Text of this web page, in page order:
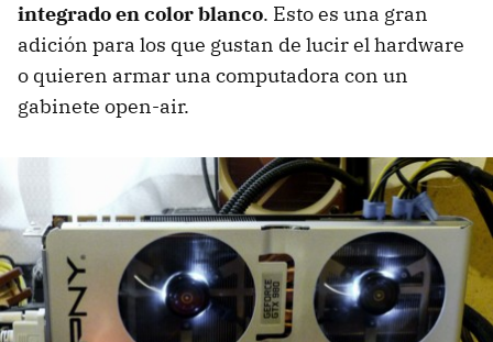
integrado en color blanco. Esto es una gran
adición para los que gustan de lucir el hardware
o quieren armar una computadora con un
gabinete open-air.